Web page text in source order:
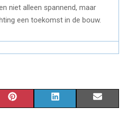
niet alleen spannend, maar
een toekomst in de bouw.